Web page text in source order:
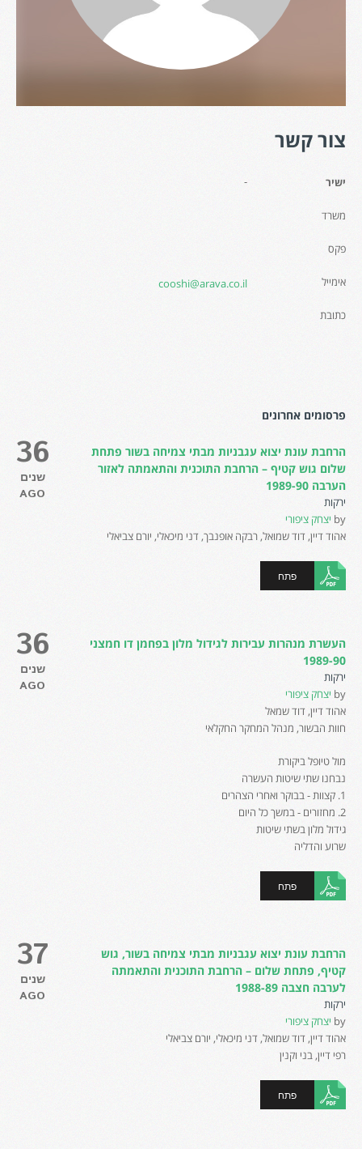
צור קשר
ישיר
משרד
פקס
אימייל
כתובת
-
cooshi@arava.co.il
פרסומים אחרונים
36
שנים
AGO
הרחבת עונת יצוא עגבניות מבתי צמיחה בשור פתחת
שלום גוש קטיף – הרחבת התוכנית והתאמתה לאזור
הערבה 1989-90
ירקות
by יצחק ציפורי
אהוד דיין, דוד שמואל, רבקה אופנבך, דני מיכאלי, יורם צביאלי
פתח
36
שנים
AGO
העשרת מנהרות עבירות לגידול מלון בפחמן דו חמצני
1989-90
ירקות
by יצחק ציפורי
אהוד דיין, דוד שמאל
חוות הבשור, מנהל המחקר החקלאי
מול טיופל ביקורת
נבחנו שתי שיטות העשרה
1. קצוות - בבוקר ואחרי הצהרים
2. מחזורים - במשך כל היום
גידול מלון בשתי שיטות
שרוע והדליה
פתח
37
שנים
AGO
הרחבת עונת יצוא עגבניות מבתי צמיחה בשור, גוש
קטיף, פתחת שלום – הרחבת התוכנית והתאמתה
לערבה חצבה 1988-89
ירקות
by יצחק ציפורי
אהוד דיין, דוד שמואל, דני מיכאלי, יורם צביאלי
רפי דיין, בני וקנין
פתח